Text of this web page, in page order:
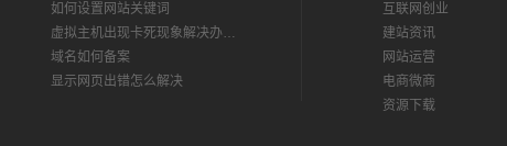
如何设置网站关键词
虚拟主机出现卡死现象解决办…
域名如何备案
显示网页出错怎么解决
互联网创业
建站资讯
网站运营
电商微商
资源下载